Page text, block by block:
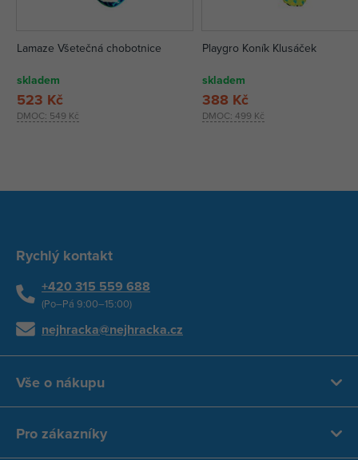
Lamaze Všetečná chobotnice
skladem
DMOC: 549 Kč
523 Kč
Playgro Koník Klusáček
skladem
DMOC:499 Kč
388 Kč
Rychlý kontakt
+420 315 559 688
(Po–Pá 9:00–15:00)
nejhracka@nejhracka.cz
Vše o nákupu
Pro zákazníky